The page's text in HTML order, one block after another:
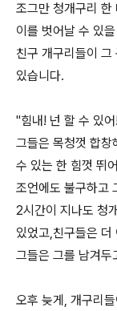
조그만 청개구리 한
이를 벗어날 수 있
친구 개구리들이
있습니다.
"힘내! 넌 할 수 있
그들은 목청껏 합창
수 있는 한 힘껏 뛰
조언에도 불구하고
2시간이 지나도 청
있었고,친구들은
그들은 그를 남겨두
오후 늦게, 개구리